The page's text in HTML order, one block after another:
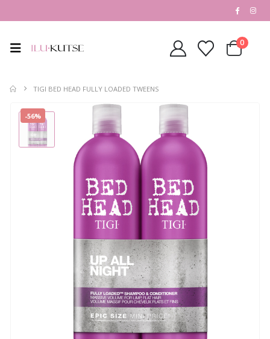
0
TIGI BED HEAD FULLY LOADED TWEENS
-56%